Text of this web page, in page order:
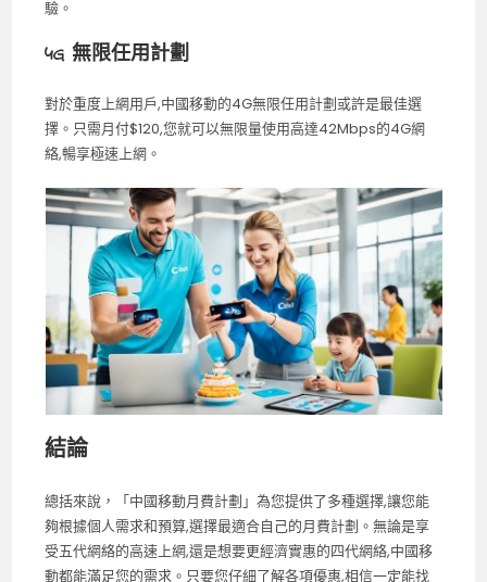
驗。
4G 無限任用計劃
對於重度上網用戶,中國移動的4G無限任用計劃或許是最佳選
擇。只需月付$120,您就可以無限量使用高達42Mbps的4G網
絡,暢享極速上網。
結論
總括來說，「中國移動月費計劃」為您提供了多種選擇,讓您能
夠根據個人需求和預算,選擇最適合自己的月費計劃。無論是享
受五代網絡的高速上網,還是想要更經濟實惠的四代網絡,中國移
動都能滿足您的需求。只要您仔細了解各項優惠,相信一定能找